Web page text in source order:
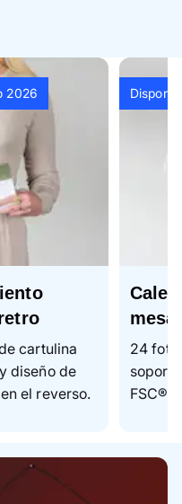
2026
cartulina
diseño de
el reverso.
mesa
24
FSC®.